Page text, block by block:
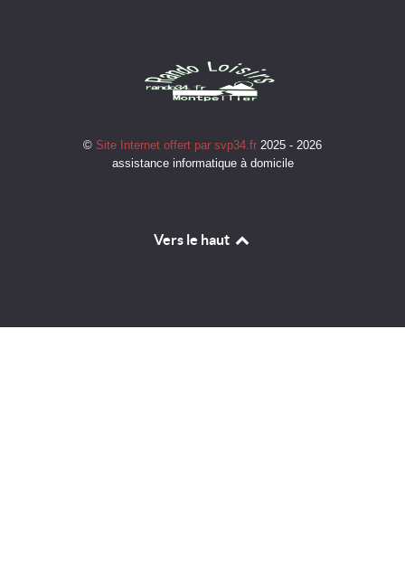
© Site Internet offert par svp34.fr 2025 - 2026
assistance informatique à domicile
Vers le haut